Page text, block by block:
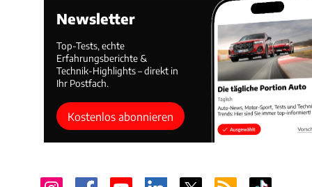
Newsletter
Top-Tests, echte
Erfahrungsberichte &
Technik-Highlights – direkt in
Ihr Postfach.
Kostenlos abonnieren